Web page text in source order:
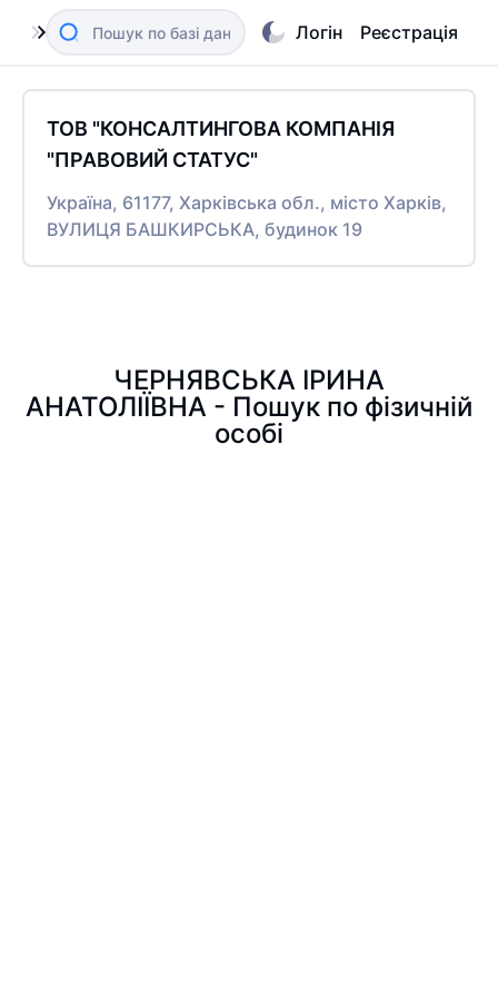
Логін Реєстрація
ТОВ "КОНСАЛТИНГОВА КОМПАНІЯ
"ПРАВОВИЙ СТАТУС"
Україна, 61177, Харківська обл., місто Харків,
ВУЛИЦЯ БАШКИРСЬКА, будинок 19
ЧЕРНЯВСЬКА ІРИНА
АНАТОЛІЇВНА - Пошук по фізичній
особі